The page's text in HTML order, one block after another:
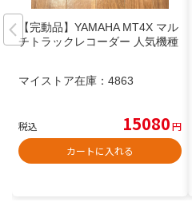
【完動品】YAMAHA MT4X マル
チトラックレコーダー 人気機種
マイストア在庫： 4863
税込 15080円
カートに入れる